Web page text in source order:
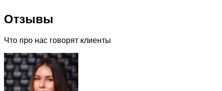
Отзывы
Что про нас говорят клиенты